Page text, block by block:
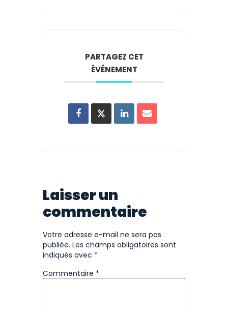
PARTAGEZ CET
ÉVÉNEMENT
Laisser un
commentaire
Votre adresse e-mail ne sera pas
publiée. Les champs obligatoires sont
indiqués avec *
Commentaire *